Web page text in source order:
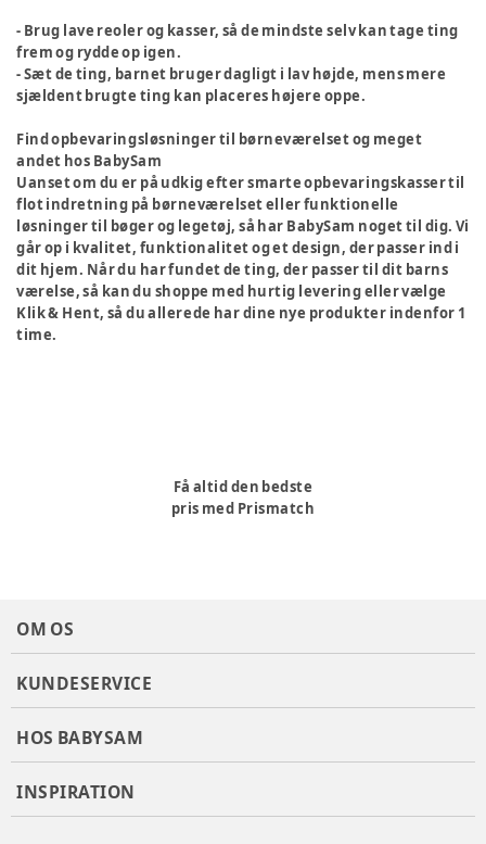
- Brug lave reoler og kasser, så de mindste selv kan tage ting
frem og rydde op igen.
- Sæt de ting, barnet bruger dagligt i lav højde, mens mere
sjældent brugte ting kan placeres højere oppe.
Find opbevaringsløsninger til børneværelset og meget
andet hos BabySam
Uanset om du er på udkig efter smarte opbevaringskasser til
flot indretning på børneværelset eller funktionelle
løsninger til bøger og legetøj, så har BabySam noget til dig. Vi
går op i kvalitet, funktionalitet og et design, der passer ind i
dit hjem. Når du har fundet de ting, der passer til dit barns
værelse, så kan du shoppe med hurtig levering eller vælge
Klik & Hent, så du allerede har dine nye produkter indenfor 1
time.
Få altid den bedste
pris med Prismatch
OM OS
KUNDESERVICE
HOS BABYSAM
INSPIRATION